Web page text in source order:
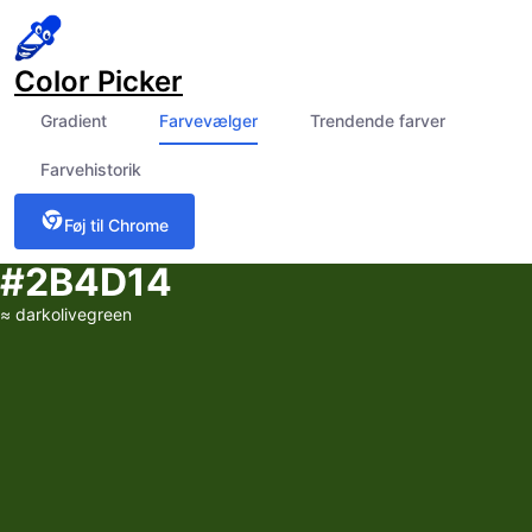
Color Picker
Gradient Farvevælger Trendende farver
Farvehistorik
Føj til Chrome
#2B4D14
≈ darkolivegreen